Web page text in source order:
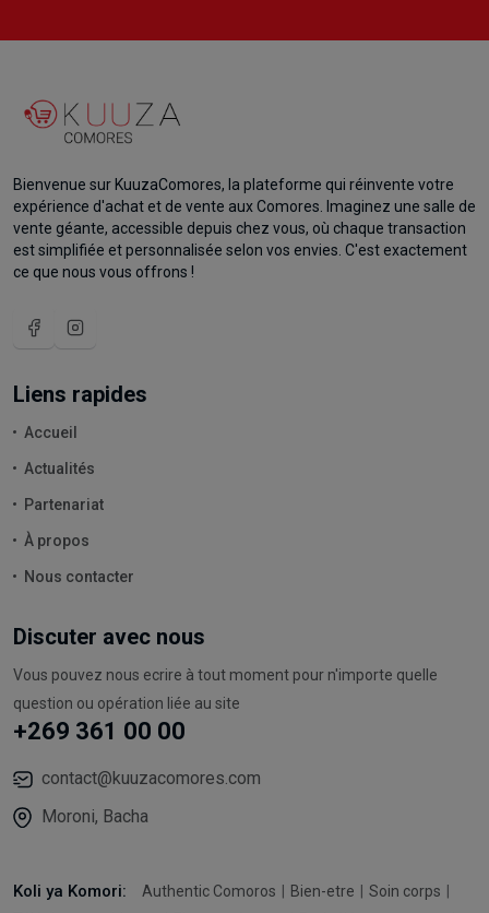
Bienvenue sur KuuzaComores, la plateforme qui réinvente votre
expérience d'achat et de vente aux Comores. Imaginez une salle de
vente géante, accessible depuis chez vous, où chaque transaction
est simplifiée et personnalisée selon vos envies. C'est exactement
ce que nous vous offrons !
Liens rapides
Accueil
Actualités
Partenariat
À propos
Nous contacter
Discuter avec nous
Vous pouvez nous ecrire à tout moment pour n'importe quelle
question ou opération liée au site
+269 361 00 00
contact@kuuzacomores.com
Moroni, Bacha
Koli ya Komori: Authentic Comoros Bien-etre
Soin corps